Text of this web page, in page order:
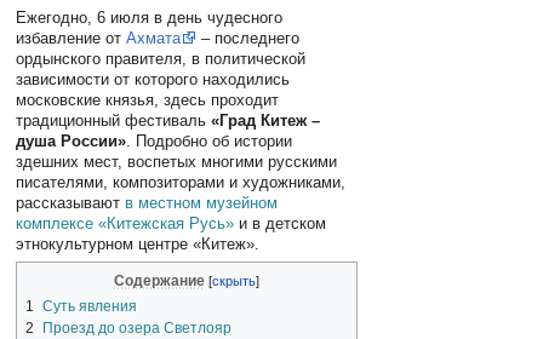
Ежегодно, 6 июля в день чудесного
избавление отАхмата
– последнего
ордынского правителя, в политической
зависимости от которого находились
московские князья, здесь проходит
традиционный фестиваль«Град Китеж –
душа России» . Подробно об истории
здешних мест, воспетых многими русскими
писателями, композиторами и художниками,
рассказывают в местном музейном
комплексе «Китежская Русь» и в детском
этнокультурном центре «Китеж».
Содержание
1
Суть явления
2
Проезд до озера Светлояр